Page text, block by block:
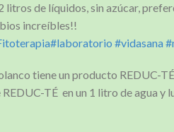
litros de líquidos, sin azúcar,
increíbles!!
#laboratorio #vidasana
tiene un producto REDUC-
TÉ en un 1 litro de agua